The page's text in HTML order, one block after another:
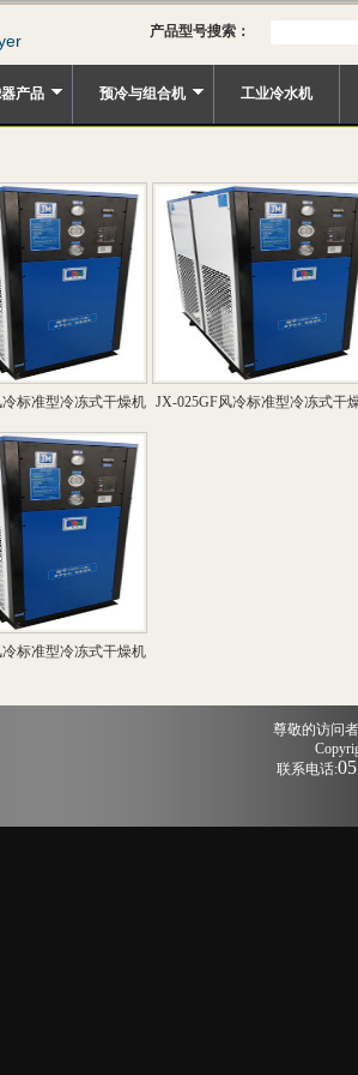
产品型号搜索：
产品 预冷与组合机 工业冷水机
冷标准型冷冻式干燥机 JX-025GF风冷标准型冷冻式干
冷标准型冷冻式干燥机
尊敬的访问
联系电话: